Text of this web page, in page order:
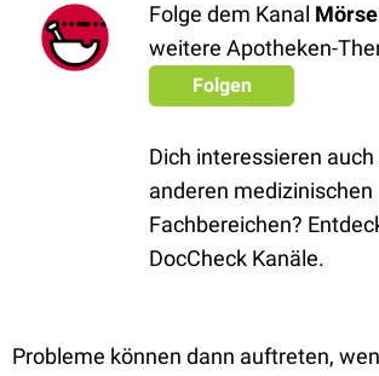
Folge dem Kanal
weitere Apotheken-
Folgen
Dich interessieren
anderen medizinischen
Fachbereichen?
DocCheck Kanäle.
Probleme können dann auftreten,